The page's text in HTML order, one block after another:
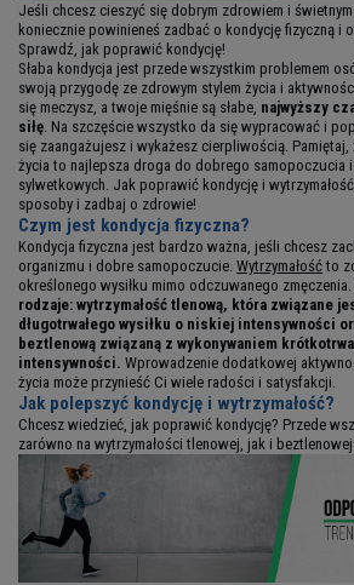
Jeśli chcesz cieszyć się dobrym zdrowiem i
koniecznie powinieneś zadbać o kondycję fizyczną i
Sprawdź, jak poprawić kondycję!
Słaba kondycja jest przede wszystkim problemem
swoją przygodę ze zdrowym stylem życia i
się meczysz, a twoje mięśnie są słabe, najwyższy
siłę. Na szczęście wszystko da się wypracować i
się zaangażujesz i wykażesz cierpliwością. Pamiętaj,
życia to najlepsza droga do dobrego samopoczucia
sylwetkowych. Jak poprawić kondycję i
sposoby i zadbaj o zdrowie!
Czym jest kondycja fizyczna?
Kondycja fizyczna jest bardzo ważna, jeśli chcesz
organizmu i dobre samopoczucie. Wytrzymałośćto
określonego wysiłku mimo odczuwanego zmęczenia.
rodzaje: wytrzymałość tlenową, która związane
długotrwałego wysiłku o niskiej intensywności
beztlenową związaną z wykonywaniem
intensywności. Wprowadzenie dodatkowej
życia może przynieść Ci wiele radości i satysfakcji.
Jak polepszyć kondycję i wytrzymałość?
Chcesz wiedzieć, jak poprawić kondycję? Przede
zarówno na wytrzymałości tlenowej, jak i